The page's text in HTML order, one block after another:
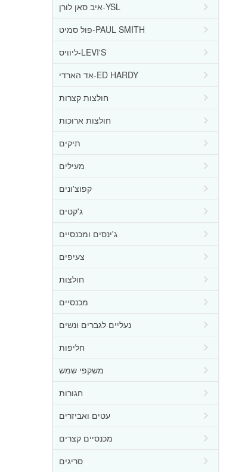
איב סאן לורן-YSL
פול סמיט-PAUL SMITH
ליוויס-LEVI'S
אד הארדי-ED HARDY
חולצות קצרות
חולצות ארוכות
תיקים
מעילים
קפוצ'ונים
ג'קטים
ג'ינסים ומכנסיים
צעיפים
חולצות
מכנסיים
נעליים לגברים ונשים
חליפות
משקפי שמש
חגורות
עטים ואביזרים
מכנסיים קצרים
סריגים